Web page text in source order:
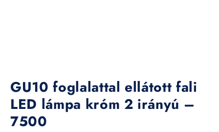
GU10 foglalattal ellátott fali
LED lámpa króm 2 irányú –
7500